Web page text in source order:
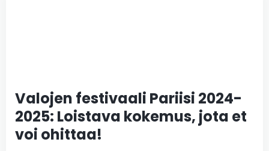
Valojen festivaali Pariisi 2024-
2025: Loistava kokemus, jota et
voi ohittaa!